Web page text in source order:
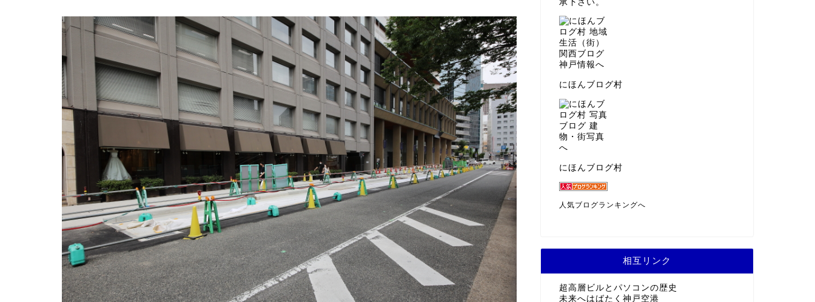
開館日が既に7月19日に決定している新中央区総合庁舎。建物は竣工したと思われますが、外構と
なる建物が接する東町筋の道路改良工事が急ピッチで進められており、かなり進捗が顕著です。
しん@こべるん
神戸をこよなく愛する管理人です。再開発
や超高層ビルの誕生によって変化していく
神戸の姿を取材しています。
尚、記事の内容に関してはあくまでも個人
の考え、推察に基づくものであり、関連す
る企業、団体とは全く関係ないことをご了